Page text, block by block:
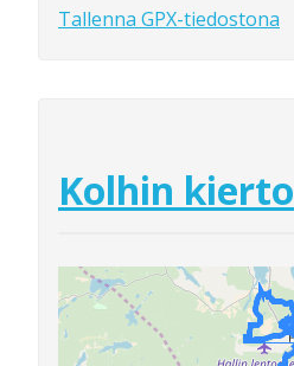
Tallenna GPX-tiedostona
Kolhin kierto